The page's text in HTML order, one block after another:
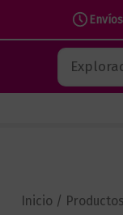
contenido
Buscar
Inicio /